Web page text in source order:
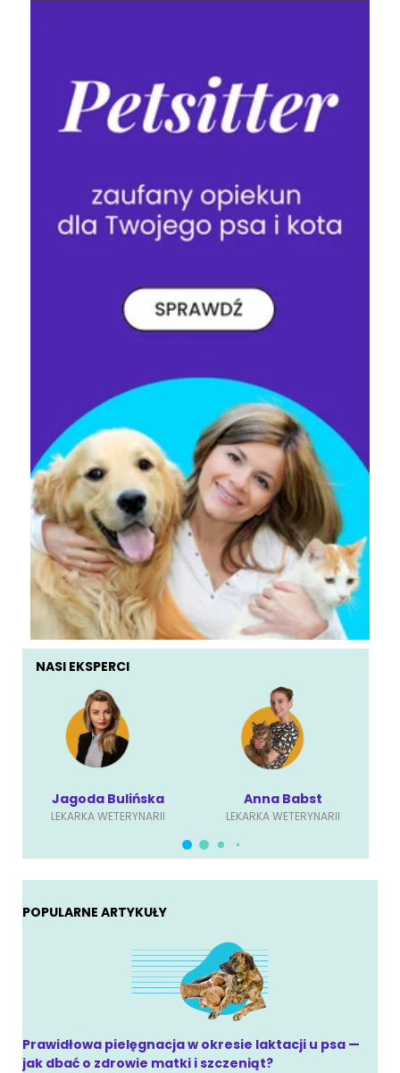
NASI EKSPERCI
Jagoda Bulińska
LEKARKA WETERYNARII
Anna Babst
LEKARKA WETERYNARII
POPULARNE ARTYKUŁY
Prawidłowa pielęgnacja w okresie laktacji u psa —
jak dbać o zdrowie matki i szczeniąt?